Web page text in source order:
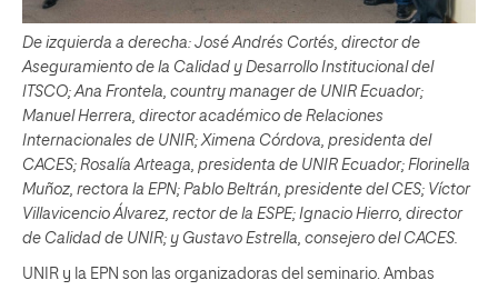
De izquierda a derecha: José Andrés Cortés, director de
Aseguramiento de la Calidad y Desarrollo Institucional del
ITSCO; Ana Frontela, country manager de UNIR Ecuador;
Manuel Herrera, director académico de Relaciones
Internacionales de UNIR; Ximena Córdova, presidenta del
CACES; Rosalía Arteaga, presidenta de UNIR Ecuador; Florinella
Muñoz, rectora la EPN; Pablo Beltrán, presidente del CES; Víctor
Villavicencio Álvarez, rector de la ESPE; Ignacio Hierro, director
de Calidad de UNIR; y Gustavo Estrella, consejero del CACES.
UNIR y la EPN son las organizadoras del seminario. Ambas